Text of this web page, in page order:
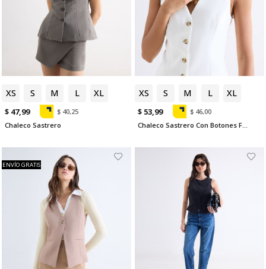
XS S M L XL
$ 47,99
$ 40,25
Chaleco Sastrero
XS S M L XL
$ 53,99
$ 46,00
Chaleco Sastrero Con Botones Frontales
ENVÍO GRATIS